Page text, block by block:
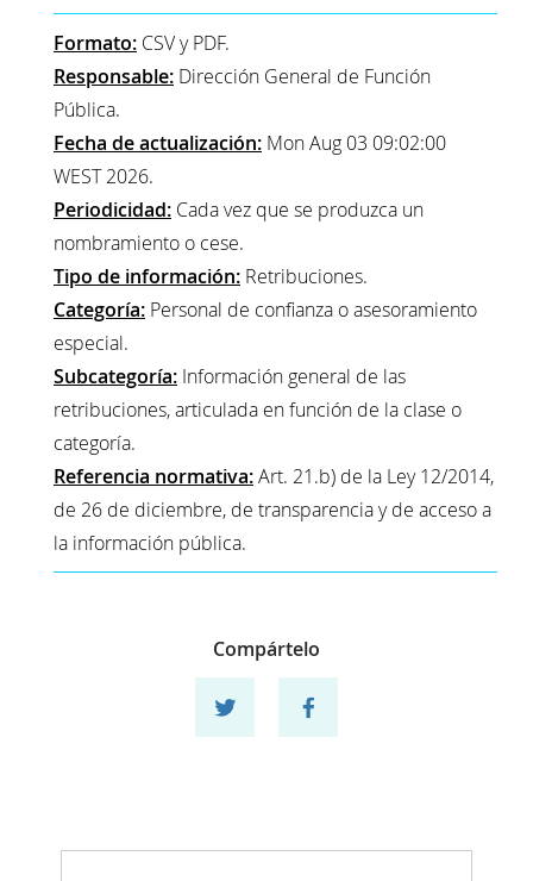
Formato: CSV y PDF.
Responsable: Dirección General de Función
Pública.
Fecha de actualización: Mon Aug 03 09:02:00
WEST 2026.
Periodicidad: Cada vez que se produzca un
nombramiento o cese.
Tipo de información: Retribuciones.
Categoría: Personal de confianza o asesoramiento
especial.
Subcategoría: Información general de las
retribuciones, articulada en función de la clase o
categoría.
Referencia normativa:Art. 21.b) de la Ley 12/2014,
de 26 de diciembre, de transparencia y de acceso a
la información pública.
Compártelo
Compartir en twitterCompartir en facebook